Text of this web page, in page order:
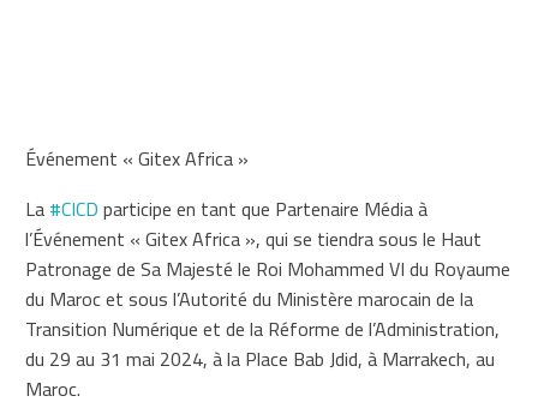
Événement « Gitex Africa »
La#CICDparticipe en tant que Partenaire Média à
l’Événement « Gitex Africa », qui se tiendra sous le Haut
Patronage de Sa Majesté le Roi Mohammed VI du Royaume
du Maroc et sous l’Autorité du Ministère marocain de la
Transition Numérique et de la Réforme de l’Administration,
du 29 au 31 mai 2024, à la Place Bab Jdid, à Marrakech, au
Maroc.